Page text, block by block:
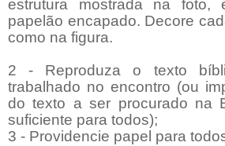
estrutura mostrada na
papelão encapado. Decore
como na figura.
2 - Reproduza o texto
trabalhado no encontro (ou
do texto a ser procurado na
suficiente para todos);
3 - Providencie papel para